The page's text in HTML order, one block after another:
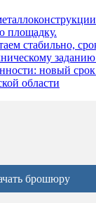
площадку.
стабильно,
заданию
новый
области
брошюру